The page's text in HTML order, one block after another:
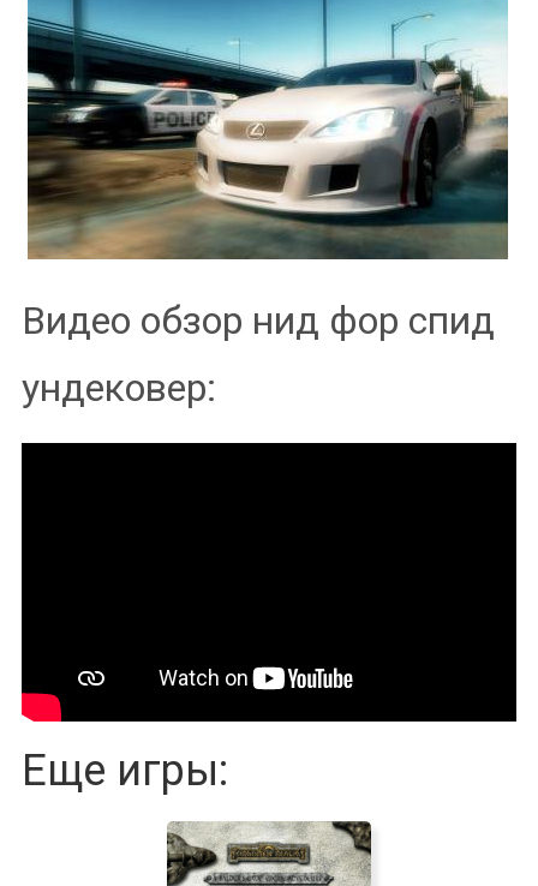
Видео обзор нид фор спид
ундековер:
Еще игры: